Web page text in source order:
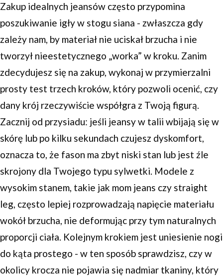
Zakup idealnych jeansów często przypomina
poszukiwanie igły w stogu siana - zwłaszcza gdy
zależy nam, by materiał nie uciskał brzucha i nie
tworzył nieestetycznego „worka” w kroku. Zanim
zdecydujesz się na zakup, wykonaj w przymierzalni
prosty test trzech kroków, który pozwoli ocenić, czy
dany krój rzeczywiście współgra z Twoją figurą.
Zacznij od przysiadu: jeśli jeansy w talii wbijają się w
skórę lub po kilku sekundach czujesz dyskomfort,
oznacza to, że fason ma zbyt niski stan lub jest źle
skrojony dla Twojego typu sylwetki. Modele z
wysokim stanem, takie jak mom jeans czy straight
leg, często lepiej rozprowadzają napięcie materiału
wokół brzucha, nie deformując przy tym naturalnych
proporcji ciała. Kolejnym krokiem jest uniesienie nogi
do kąta prostego - w ten sposób sprawdzisz, czy w
okolicy krocza nie pojawia się nadmiar tkaniny, który